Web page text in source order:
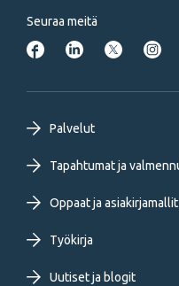
Seuraa meitä
Footer
menu
FI
Palvelut
Tapahtumat ja
Oppaat ja asiakirjamallit
Työkirja
Uutiset ja blogit